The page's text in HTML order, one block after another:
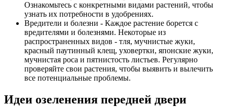
Ознакомьтесь с конкретными видами растений, чтобы
узнать их потребности в удобрениях.
Вредители и болезни - Каждое растение борется с
вредителями и болезнями. Некоторые из
распространенных видов - тля, мучнистые жуки,
красный паутинный клещ, уховертки, японские жуки,
мучнистая роса и пятнистость листьев. Регулярно
проверяйте свои растения, чтобы выявить и вылечить
все потенциальные проблемы.
Идеи озеленения передней двери